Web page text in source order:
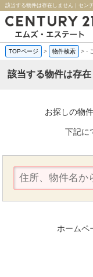
該当する物件は存在しません｜セン
TOPページ > 物件検索 >-
該当する物件は存
お探しの物
下記に
ホームペ